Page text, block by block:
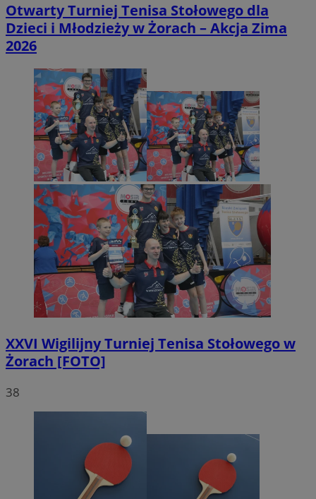
Otwarty Turniej Tenisa Stołowego dla
Dzieci i Młodzieży w Żorach – Akcja Zima
2026
XXVI Wigilijny Turniej Tenisa Stołowego w
Żorach [FOTO]
38